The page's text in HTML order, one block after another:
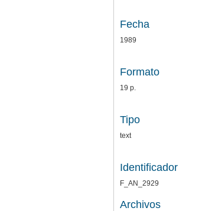
Fecha
1989
Formato
19 p.
Tipo
text
Identificador
F_AN_2929
Archivos